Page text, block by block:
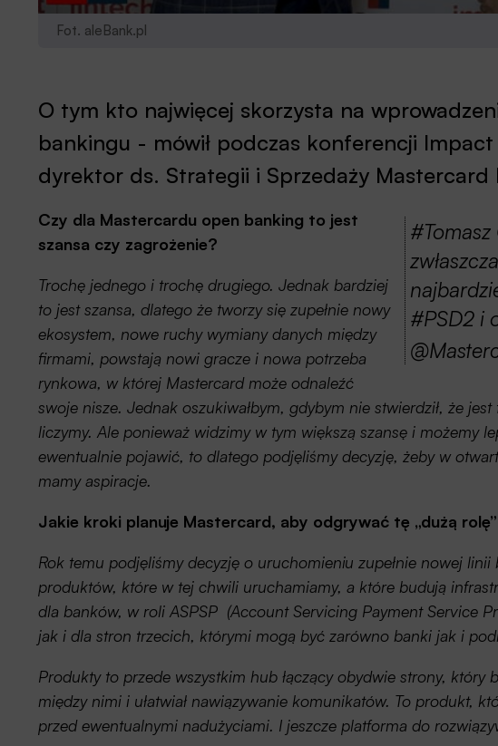
Fot. aleBank.pl
O tym kto najwięcej skorzysta na
bankingu - mówił podczas konferencji
dyrektor ds. Strategii i Sprzedaży Mastercard
#PSD2 i
Czy dla Mastercardu open banking to jest
szansa czy zagrożenie?
Trochę jednego i trochę drugiego. Jednak bardziej
to jest szansa, dlatego że tworzy się zupełnie nowy
ekosystem, nowe ruchy wymiany danych między
firmami, powstają nowi gracze i nowa potrzeba
rynkowa, w której Mastercard może odnaleźć
swoje nisze. Jednak oszukiwałbym, gdybym nie stwierdził, że
liczymy. Ale ponieważ widzimy w tym większą szansę i możemy
ewentualnie pojawić, to dlatego podjęliśmy decyzję, żeby w
mamy aspiracje.
Jakie kroki planuje Mastercard, aby odgrywać tę „dużą
Rok temu podjęliśmy decyzję o uruchomieniu zupełnie nowej
produktów, które w tej chwili uruchamiamy, a które budują
dla banków, w roli ASPSP (Account Servicing Payment Service
jak i dla stron trzecich, którymi mogą być zarówno banki jak i
Produkty to przede wszystkim hub łączący obydwie strony, który
między nimi i ułatwiał nawiązywanie komunikatów. To produkt,
przed ewentualnymi nadużyciami. I jeszcze platforma do